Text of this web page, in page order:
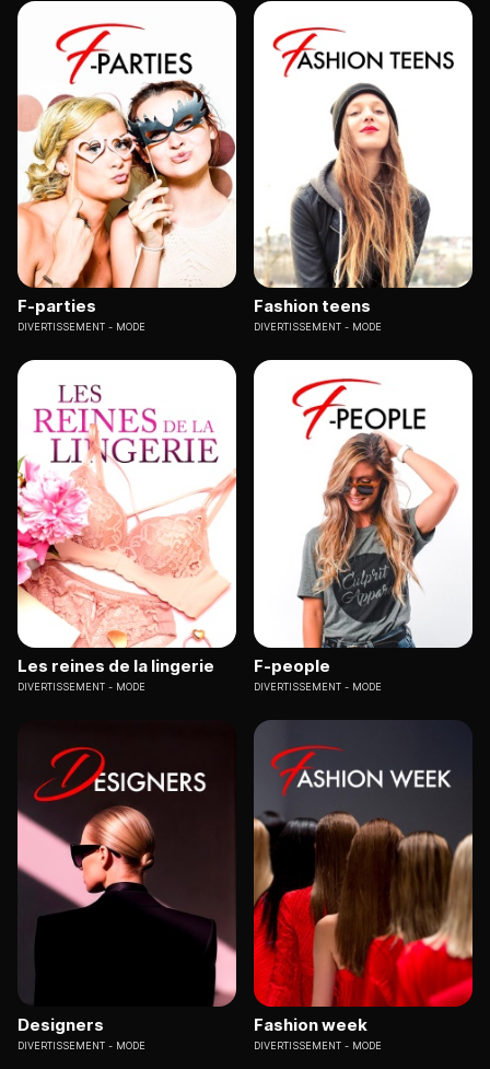
F-parties
DIVERTISSEMENT MODE
Fashion teens
DIVERTISSEMENT MODE
Les reines de la lingerie
DIVERTISSEMENT MODE
F-people
DIVERTISSEMENT MODE
Designers
DIVERTISSEMENT MODE
Fashion week
DIVERTISSEMENT MODE